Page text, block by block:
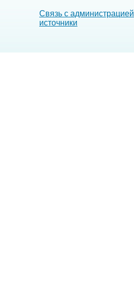
Связь с администрацией
источники